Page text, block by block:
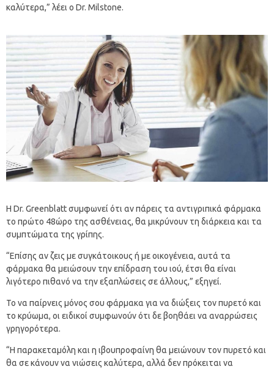
καλύτερα,” λέει ο Dr. Milstone.
Η Dr. Greenblatt συμφωνεί ότι αν πάρεις τα αντιγριπικά φάρμακα
το πρώτο 48ώρο της ασθένειας, θα μικρύνουν τη διάρκεια και τα
συμπτώματα της γρίπης.
“Επίσης αν ζεις με συγκάτοικους ή με οικογένεια, αυτά τα
φάρμακα θα μειώσουν την επίδραση του ιού, έτσι θα είναι
λιγότερο πιθανό να την εξαπλώσεις σε άλλους,” εξηγεί.
Το να παίρνεις μόνος σου φάρμακα για να διώξεις τον πυρετό και
το κρύωμα, οι ειδικοί συμφωνούν ότι δε βοηθάει να αναρρώσεις
γρηγορότερα.
“Η παρακεταμόλη και η ιβουπροφαίνη θα μειώνουν τον πυρετό και
θα σε κάνουν να νιώσεις καλύτερα, αλλά δεν πρόκειται να